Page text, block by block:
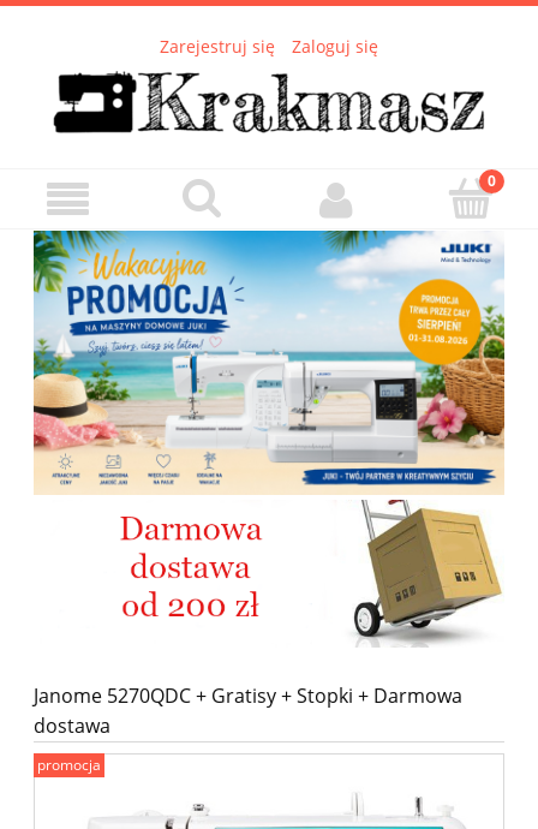
Zarejestruj się Zaloguj się
Janome 5270QDC + Gratisy + Stopki + Darmowa
dostawa
promocja